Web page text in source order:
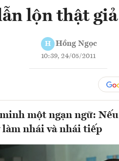
lộn thật
H Hồng Ngọc
10:39, 24/05/2011
một ngạn ngữ:
nhái và nhái tiếp